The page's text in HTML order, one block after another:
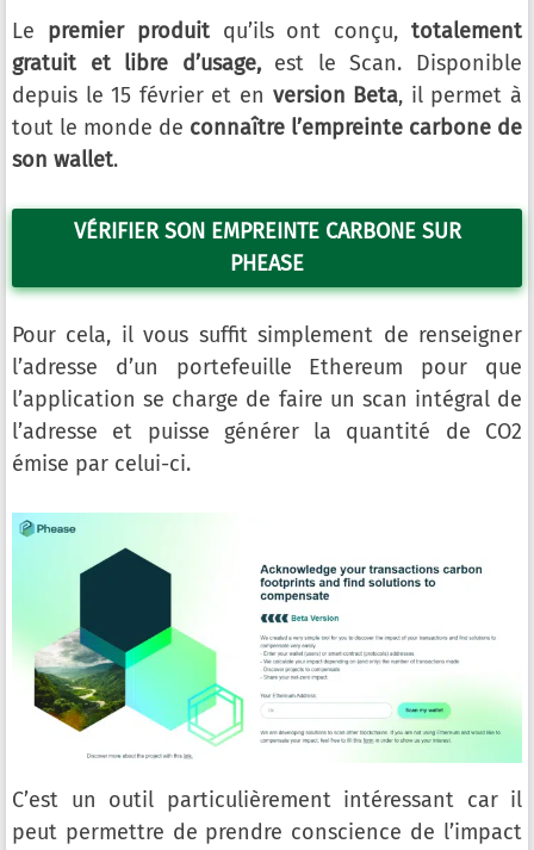
Le premier produitqu’ils ont conçu,totalement
gratuit et libre d’usage,est le Scan. Disponible
depuis le 15 février et en version Beta, il permet à
tout le monde de connaître l’empreinte carbone de
son wallet.
VÉRIFIER SON EMPREINTE CARBONE SUR
PHEASE
Pour cela, il vous suffit simplement de renseigner
l’adresse d’un portefeuille Ethereum pour que
l’application se charge de faire un scan intégral de
l’adresse et puisse générer la quantité de CO2
émise par celui-ci.
C’est un outil particulièrement intéressant car il
peut permettre de prendre conscience de l’impact